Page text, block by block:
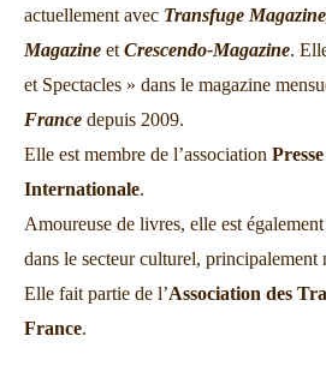
actuellement avec Transfuge
Magazine et Crescendo-Magazine.
et Spectacles » dans le magazine
France depuis 2009.
Elle est membre de l’association
Internationale.
Amoureuse de livres, elle est
dans le secteur culturel, principalement
Elle fait partie de l’Association des
France.